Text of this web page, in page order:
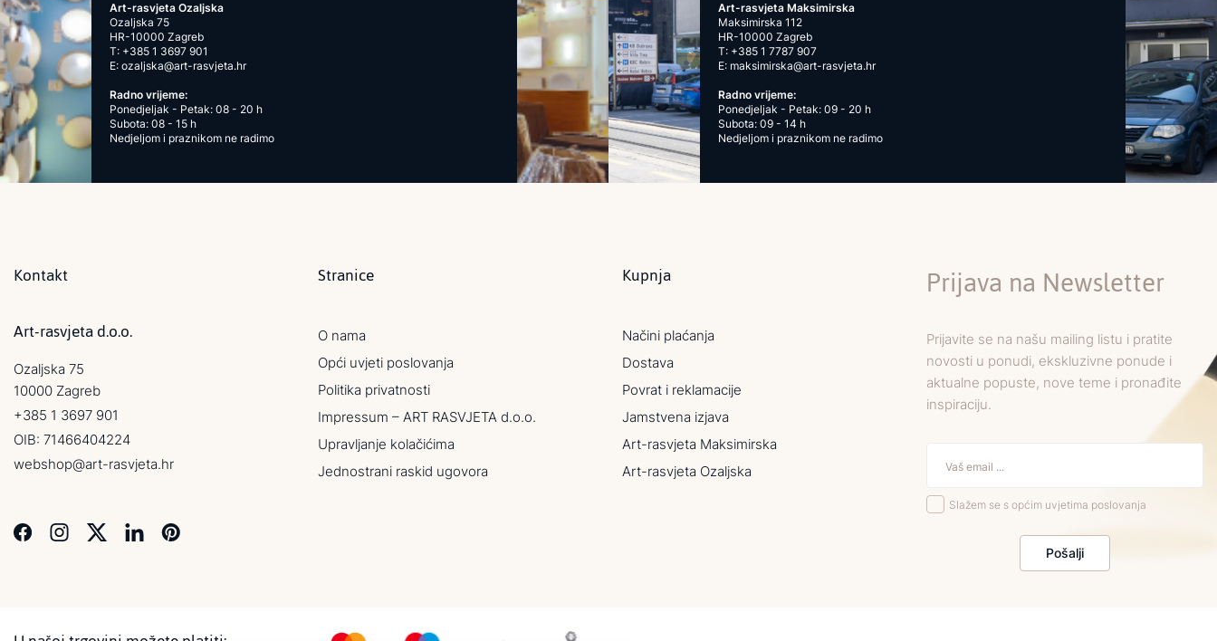
Art-rasvjeta Ozaljska
Ozaljska 75
HR-10000 Zagreb
T: +385 1 3697 901
E: ozaljska@art-rasvjeta.hr
Radno vrijeme:
Ponedjeljak - Petak: 08 - 20 h
Subota: 08 - 15 h
Nedjeljom i praznikom ne radimo
Art-rasvjeta Maksimirska
Maksimirska 112
HR-10000 Zagreb
T: +385 1 7787 907
E: maksimirska@art-rasvjeta.hr
Radno vrijeme:
Ponedjeljak - Petak: 09 - 20 h
Subota: 09 - 14 h
Nedjeljom i praznikom ne radimo
Kontakt
Art-rasvjeta d.o.o.
Ozaljska 75
10000 Zagreb
+385 1 3697 901
OIB: 71466404224
webshop@art-rasvjeta.hr
Stranice
O nama
Opći uvjeti poslovanja
Politika privatnosti
Impressum – ART RASVJETA d.o.o.
Upravljanje kolačićima
Jednostrani raskid ugovora
Kupnja
Načini plaćanja
Dostava
Povrat i reklamacije
Jamstvena izjava
Art-rasvjeta Maksimirska
Art-rasvjeta Ozaljska
Prijava na Newsletter
Prijavite se na našu mailing listu i pratite
novosti u ponudi, ekskluzivne ponude i
aktualne popuste, nove teme i pronađite
inspiraciju.
Slažem se s općim uvjetima poslovanja
Pošalji